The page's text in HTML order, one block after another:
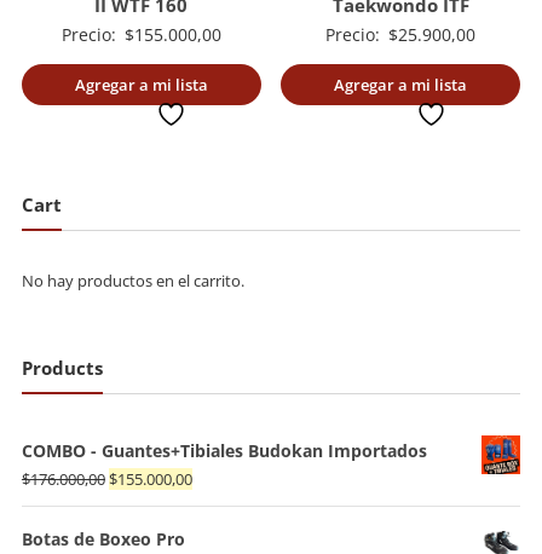
II WTF 160
Precio: $155.000,00
Agregar a mi lista
Taekwondo ITF
Precio: $25.900,00
Agregar a mi lista
Cart
No hay productos en el carrito.
Products
COMBO - Guantes+Tibiales Budokan Importados
$176.000,00El
precio
original
$155.000,00El
precio
Botas de Boxeo Pro